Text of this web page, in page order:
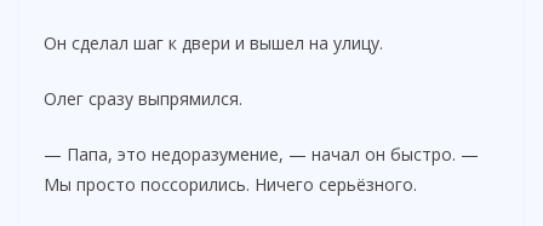
Он сделал шаг к двери и вышел на улицу.
Олег сразу выпрямился.
— Папа, это недоразумение, — начал он быстро. —
Мы просто поссорились. Ничего серьёзного.